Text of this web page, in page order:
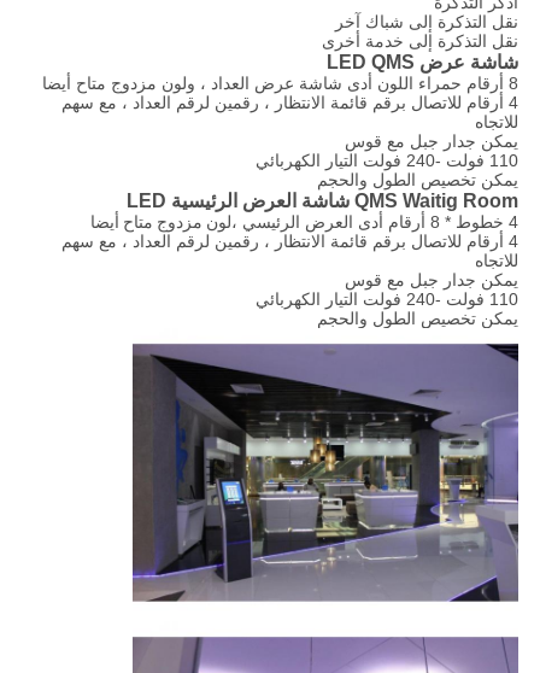
نقل التذكرة إلى شباك آخر
نقل التذكرة إلى خدمة أخرى
شاشة عرض LED QMS
8 أرقام حمراء اللون أدى شاشة عرض العداد ، ولون مزدوج متاح أيضا
4 أرقام للاتصال برقم قائمة الانتظار ، رقمين لرقم العداد ، مع سهم
للاتجاه
يمكن جدار جبل مع قوس
110 فولت -240 فولت التيار الكهربائي
يمكن تخصيص الطول والحجم
QMS Waitig Room شاشة العرض الرئيسية LED
4 خطوط * 8 أرقام أدى العرض الرئيسي ،
لون مزدوج متاح أيضا
4 أرقام للاتصال برقم قائمة الانتظار ، رقمين لرقم العداد ، مع سهم
للاتجاه
يمكن جدار جبل مع قوس
110 فولت -240 فولت التيار الكهربائي
يمكن تخصيص الطول والحجم